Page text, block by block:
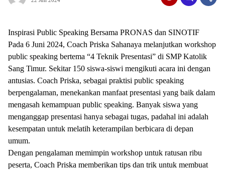
Inspirasi Public Speaking Bersama PRONAS dan SINOTIF
Pada 6 Juni 2024, Coach Priska Sahanaya melanjutkan workshop
public speaking bertema “4 Teknik Presentasi” di SMP Katolik
Sang Timur. Sekitar 150 siswa-siswi mengikuti acara ini dengan
antusias. Coach Priska, sebagai praktisi public speaking
berpengalaman, menekankan manfaat presentasi yang baik dalam
mengasah kemampuan public speaking. Banyak siswa yang
menganggap presentasi hanya sebagai tugas, padahal ini adalah
kesempatan untuk melatih keterampilan berbicara di depan
umum.
Dengan pengalaman memimpin workshop untuk ratusan ribu
peserta, Coach Priska memberikan tips dan trik untuk membuat